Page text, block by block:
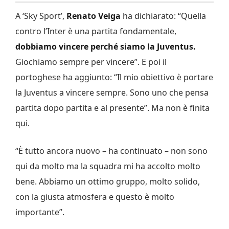
A ‘Sky Sport’, Renato Veiga ha dichiarato: “Quella
contro l’Inter è una partita fondamentale,
dobbiamo vincere perché siamo la Juventus.
Giochiamo sempre per vincere”. E poi il
portoghese ha aggiunto: “Il mio obiettivo è portare
la Juventus a vincere sempre. Sono uno che pensa
partita dopo partita e al presente”. Ma non è finita
qui.
“È tutto ancora nuovo – ha continuato – non sono
qui da molto ma la squadra mi ha accolto molto
bene. Abbiamo un ottimo gruppo, molto solido,
con la giusta atmosfera e questo è molto
importante”.